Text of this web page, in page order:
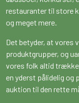
restauranter til store
og meget mere.
Det betyder, at vores
produktgrupper, og
vores folk altid trække
en yderst pålidelig og
auktion til den rette